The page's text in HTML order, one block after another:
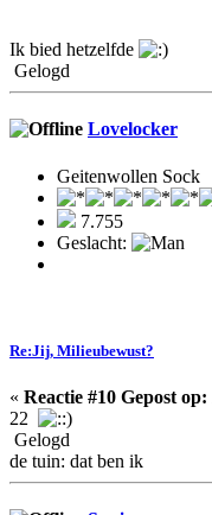
Ik bied hetzelfde
Gelogd
Lovelocker
Geitenwollen Sock
7.755
Geslacht:
Re:Jij, Milieubewust?
« Reactie #10 Gepost op:
22
Gelogd
de tuin: dat ben ik